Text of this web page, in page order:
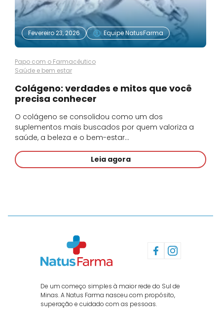
Fevereiro 23, 2026 Equipe NatusFarma
Papo com o Farmacêutico
Saúde e bem estar
Colágeno: verdades e mitos que você
precisa conhecer
O colágeno se consolidou como um dos
suplementos mais buscados por quem valoriza a
saúde, a beleza e o bem-estar…
Leia agora
De um começo simples à maior rede do Sul de
Minas. A Natus Farma nasceu com propósito,
superação e cuidado com as pessoas.